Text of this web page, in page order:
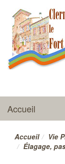
Accueil
Accueil Vie
Élagage,